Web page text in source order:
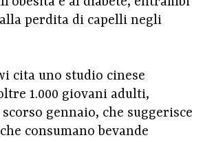
perdita di capelli negli
cita uno studio cinese
1.000 giovani adulti,
gennaio, che suggerisce
consumano bevande